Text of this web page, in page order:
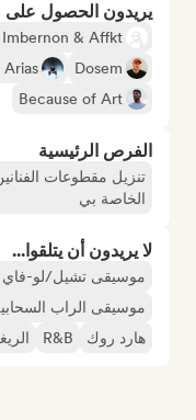
يريدون الحصول على
Imbernon & Affkt
Dosem
Arias
Because of Art
الفرص الرئيسية
تنزيل مقطوعات
الخاصة بي
لا يريدون أن يتلقوا...
موسيقى تشيل/لو-
موسيقى الراب
هارد روك
R&B